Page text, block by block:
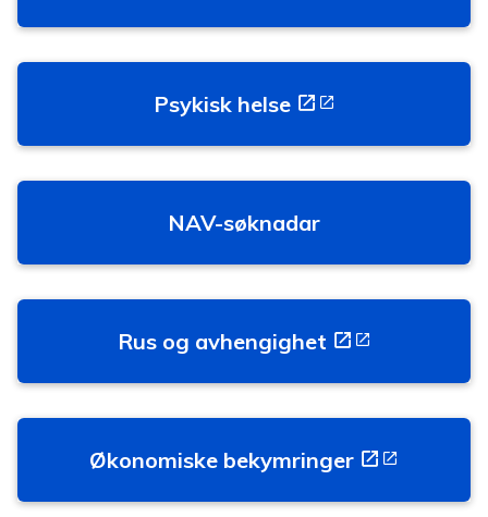
Psykisk helse
NAV-søknadar
Rus og avhengighet
Økonomiske bekymringer